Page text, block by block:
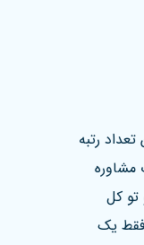
رتبه
مشاوره
تو کل
فقط یک